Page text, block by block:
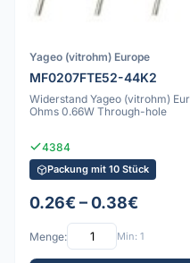
Yageo (vitrohm) Europe
MF0207FTE52-44K2
Widerstand Yageo (vitrohm)
Ohms 0.66W Through-hole
4384
Packung mit 10 Stück
0.26€ – 0.38€
Menge: Min: 1